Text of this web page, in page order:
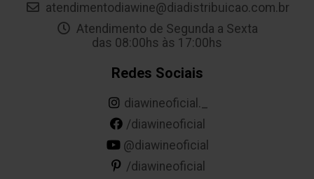
atendimentodiawine@diadistribuicao.com.br
Atendimento de Segunda a Sexta
das 08:00hs às 17:00hs
Redes Sociais
diawineoficial._
/diawineoficial
@diawineoficial
/diawineoficial